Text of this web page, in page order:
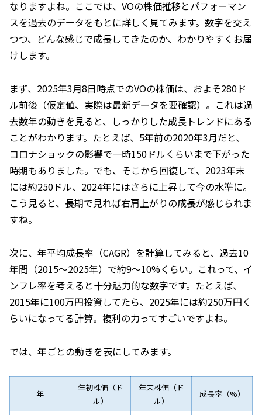
なりますよね。ここでは、VOの株価推移とパフォーマン
スを過去のデータをもとに詳しく見てみます。数字を交え
つつ、どんな感じで成長してきたのか、わかりやすくお届
けします。
まず、2025年3月8日時点でのVOの株価は、およそ280ド
ル前後（仮定値、実際は最新データを要確認）。これは過
去数年の動きを見ると、しっかりした成長トレンドにある
ことがわかります。たとえば、5年前の2020年3月だと、
コロナショックの影響で一時150ドルくらいまで下がった
時期もありました。でも、そこから回復して、2023年末
には約250ドル、2024年にはさらに上昇して今の水準に。
こう見ると、長期で見れば右肩上がりの成長が感じられま
すね。
次に、年平均成長率（CAGR）を計算してみると、過去10
年間（2015～2025年）で約9～10%くらい。これって、イ
ンフレ率を考えると十分魅力的な数字です。たとえば、
2015年に100万円投資してたら、2025年には約250万円く
らいになってる計算。複利の力ってすごいですよね。
では、年ごとの動きを表にしてみます。
年
年初株価（ド
ル）
年末株価（ド
ル）
成長率（%）